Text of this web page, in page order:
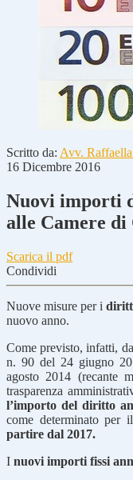
Scritto da: Avv.
16 Dicembre 2016
Nuovi importi
alle Camere di
Scarica il pdf
Condividi
Nuove misure per i
nuovo anno.
Come previsto, infatti,
n. 90 del 24 giugno
agosto 2014 (recante
trasparenza
l’importo del diritto
come determinato per
partire dal 2017.
I nuovi importi fissi